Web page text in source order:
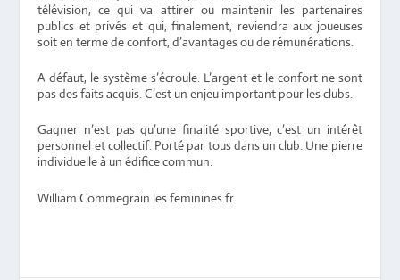
télévision, ce qui va attirer ou maintenir les partenaires
publics et privés et qui, finalement, reviendra aux joueuses
soit en terme de confort, d’avantages ou de rémunérations.
A défaut, le système s’écroule. L’argent et le confort ne sont
pas des faits acquis. C’est un enjeu important pour les clubs.
Gagner n’est pas qu’une finalité sportive, c’est un intérêt
personnel et collectif. Porté par tous dans un club. Une pierre
individuelle à un édifice commun.
William Commegrain les feminines.fr